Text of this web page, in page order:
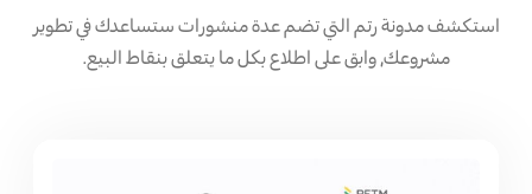
استكشف مدونة رتم التي تضم عدة منشورات ستساعدك في تطوير
مشروعك, وابق على اطلاع بكل ما يتعلق بنقاط البيع.